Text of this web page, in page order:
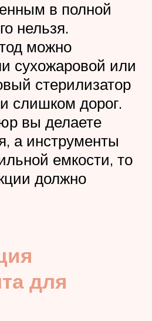
в полной
нельзя.
можно
сухожаровой или
стерилизатор
слишком дорог.
вы делаете
а инструменты
емкости, то
должно
для